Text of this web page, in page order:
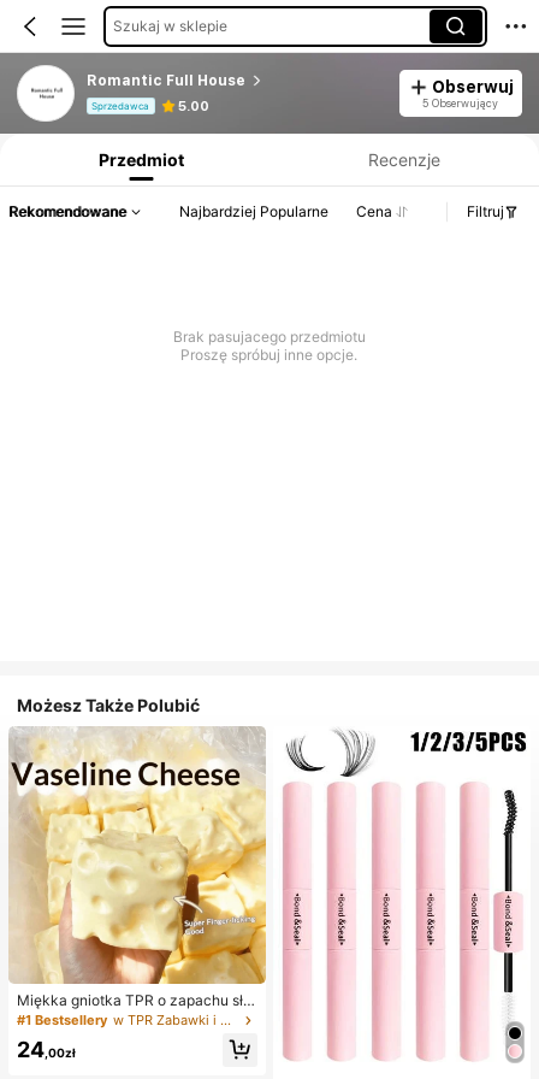
Szukaj w sklepie
Romantic Full House
Sprzedawca 5.00
Obserwuj
5 Obserwujący
Przedmiot Recenzje
Rekomendowane Najbardziej Popularne Cena Filtruj
Brak pasujacego przedmiotu
Proszę spróbuj inne opcje.
Możesz Także Polubić
Miękka gniotka TPR o zapachu sło
dkiego mleka w kształcie pierożka,
5 cm, urocza zabawka antystresow
a do ściskania, modny i praktyczny
#1 Bestsellery w TPR Zabawki i gadżety dla nastolatków
24 ,00zł